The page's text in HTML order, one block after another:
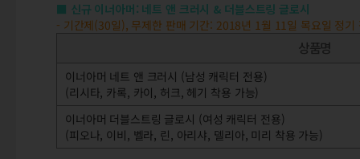
■ 신규 이너아머: 네트 앤 크러시 & 더블스트링 글로시
- 기간제(30일), 무제한 판매 기간: 2018년 1월 11일 목요일 정기
상품명
이너아머 네트 앤 크러시 (남성 캐릭터 전용)
(리시타, 카록, 카이, 허크, 헤기 착용 가능)
이너아머 더블스트링 글로시 (여성 캐릭터 전용)
(피오나, 이비, 벨라, 린, 아리샤, 델리아, 미리 착용 가능)